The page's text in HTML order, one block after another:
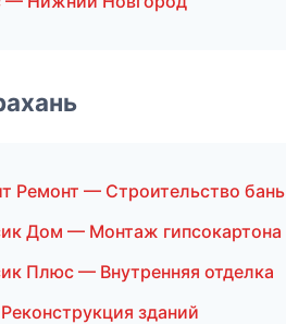
Ремонт — Строительство бань
Дом — Монтаж гипсокартона
Плюс — Внутренняя отделка
зданий